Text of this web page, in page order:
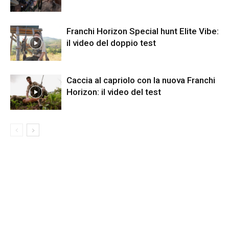
Franchi Horizon Special hunt Elite Vibe:
il video del doppio test
Caccia al capriolo con la nuova Franchi
Horizon: il video del test